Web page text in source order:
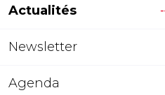
Actualités
Newsletter
Agenda